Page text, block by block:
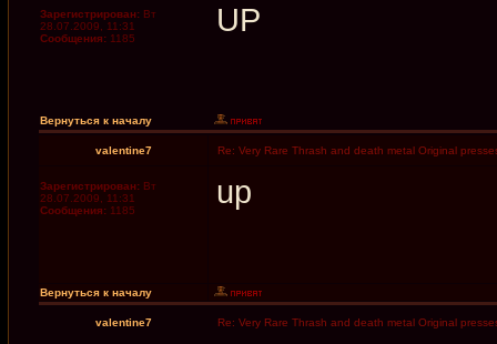
Зарегистрирован: Вт
28.07.2009, 11:31
Сообщения: 1185
UP
Вернуться к началу
valentine7 Re: Very Rare Thrash and death metal Original
Зарегистрирован: Вт
28.07.2009, 11:31
Сообщения: 1185
up
Вернуться к началу
valentine7 Re: Very Rare Thrash and death metal Original